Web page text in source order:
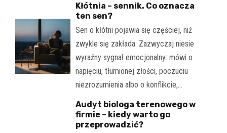
Kłótnia – sennik. Co oznacza
ten sen?
Sen o kłótni pojawia się częściej, niż
zwykle się zakłada. Zazwyczaj niesie
wyraźny sygnał emocjonalny: mówi o
napięciu, tłumionej złości, poczuciu
niezrozumienia albo o konflikcie,…
Audyt biologa terenowego w
firmie – kiedy warto go
przeprowadzić?